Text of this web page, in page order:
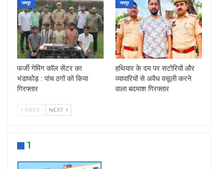
जयपुर
फर्जी गेमिंग कॉल सेंटर का
भंडाफोड़ : पांच ठगों को किया
गिरफ्तार
जयपुर
हथियार के दम पर सटोरियों और
व्यापारियों से अवैध वसूली करने
वाला बदमाश गिरफ्तार
PREV NEXT
1